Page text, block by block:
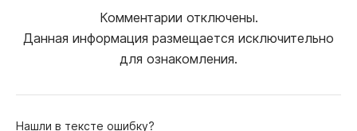
Комментарии отключены.
Данная информация размещается исключительно
для ознакомления.
Нашли в тексте ошибку?